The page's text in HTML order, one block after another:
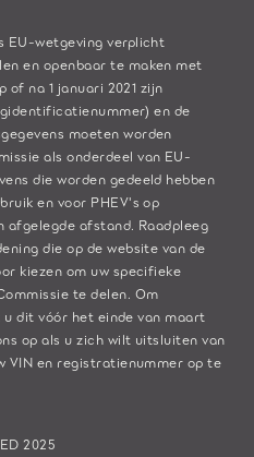
EU-wetgeving verplicht
en openbaar te maken met
na 1 januari 2021 zijn
en de
moeten worden
als onderdeel van EU-
die worden gedeeld hebben
en voor PHEV's op
afgelegde afstand. Raadpleeg
die op dewebsite van de
kiezen om uw specifieke
te delen. Om
dit vóór het einde van maart
op als u zich wilt uitsluiten van
VIN en registratienummer op te
2025